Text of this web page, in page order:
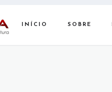
INÍCIO SOBRE